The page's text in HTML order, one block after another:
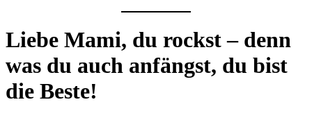
Liebe Mami, du rockst – denn
was du auch anfängst, du bist
die Beste!